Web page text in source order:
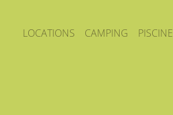
LOCATIONS CAMPING PISCINE